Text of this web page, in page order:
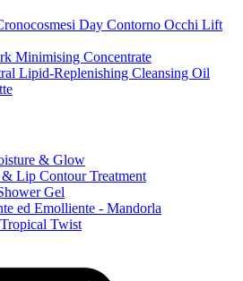
Day Contorno Occhi Lift
Minimising Concentrate
Lipid-Replenishing Cleansing Oil
& Glow
Lip Contour Treatment
Gel
ed Emolliente - Mandorla
Twist